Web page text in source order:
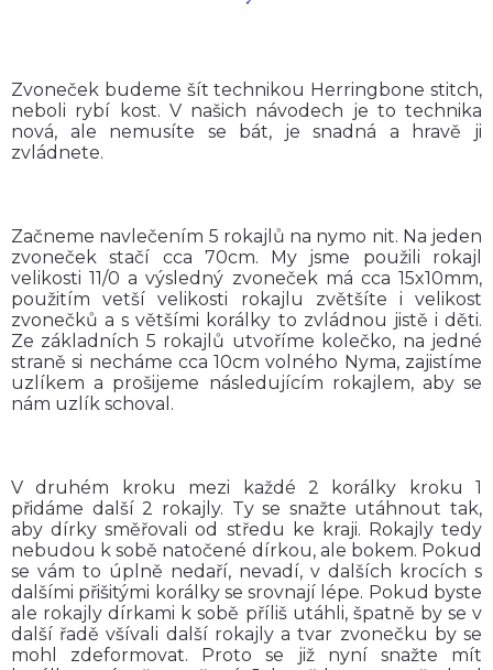
Zvoneček budeme šít technikou Herringbone stitch,
neboli rybí kost. V našich návodech je to technika
nová, ale nemusíte se bát, je snadná a hravě ji
zvládnete.
Začneme navlečením 5 rokajlů na nymo nit. Na jeden
zvoneček stačí cca 70cm. My jsme použili rokajl
velikosti 11/0 a výsledný zvoneček má cca 15x10mm,
použitím vetší velikosti rokajlu zvětšíte i velikost
zvonečků a s většími korálky to zvládnou jistě i děti.
Ze základních 5 rokajlů utvoříme kolečko, na jedné
straně si necháme cca 10cm volného Nyma, zajistíme
uzlíkem a prošijeme následujícím rokajlem, aby se
nám uzlík schoval.
V druhém kroku mezi každé 2 korálky kroku 1
přidáme další 2 rokajly. Ty se snažte utáhnout tak,
aby dírky směřovali od středu ke kraji. Rokajly tedy
nebudou k sobě natočené dírkou, ale bokem. Pokud
se vám to úplně nedaří, nevadí, v dalších krocích s
dalšími přišitými korálky se srovnají lépe. Pokud byste
ale rokajly dírkami k sobě příliš utáhli, špatně by se v
další řadě všívali další rokajly a tvar zvonečku by se
mohl zdeformovat. Proto se již nyní snažte mít